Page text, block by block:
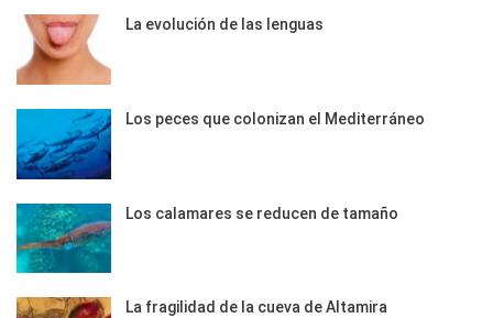
La evolución de las lenguas
Los peces que colonizan el Mediterráneo
Los calamares se reducen de tamaño
La fragilidad de la cueva de Altamira